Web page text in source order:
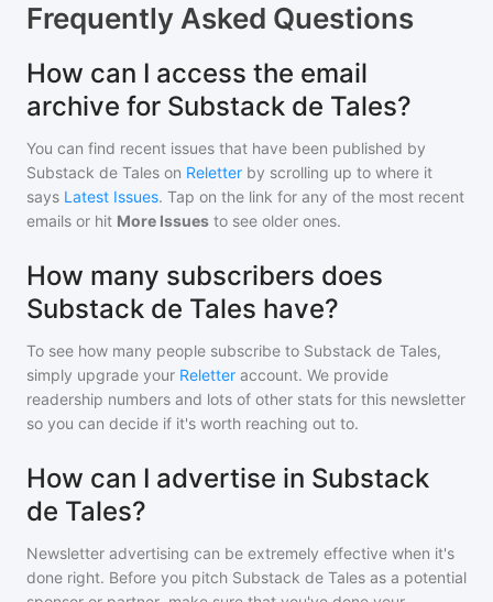
Frequently Asked Questions
How can I access the email
archive for Substack de Tales?
You can find recent issues that have been published by
Substack de Tales on Reletter by scrolling up to where it
says Latest Issues. Tap on the link for any of the most recent
emails or hit More Issues to see older ones.
How many subscribers does
Substack de Tales have?
To see how many people subscribe to Substack de Tales,
simply upgrade your Reletter account. We provide
readership numbers and lots of other stats for this newsletter
so you can decide if it's worth reaching out to.
How can I advertise in Substack
de Tales?
Newsletter advertising can be extremely effective when it's
done right. Before you pitch Substack de Tales as a potential